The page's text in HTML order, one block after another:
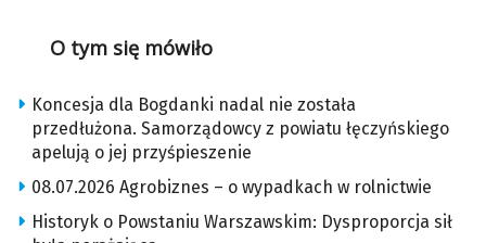
O tym się mówiło
Koncesja dla Bogdanki nadal nie została
przedłużona. Samorządowcy z powiatu łęczyńskiego
apelują o jej przyśpieszenie
08.07.2026 Agrobiznes – o wypadkach w rolnictwie
Historyk o Powstaniu Warszawskim: Dysproporcja sił